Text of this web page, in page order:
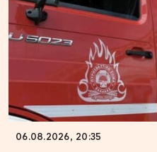
06.08.2026, 20:35